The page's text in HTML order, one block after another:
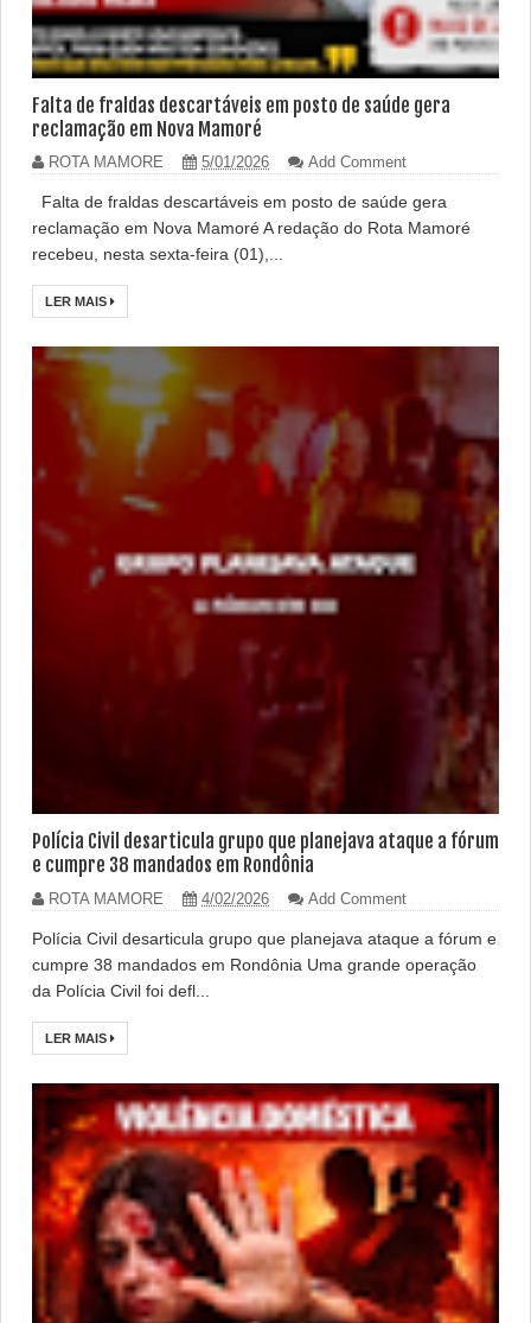
Falta de fraldas descartáveis em posto de saúde gera
reclamação em Nova Mamoré
ROTA MAMORE 5/01/2026 Add Comment
Falta de fraldas descartáveis em posto de saúde gera
reclamação em Nova Mamoré A redação do Rota Mamoré
recebeu, nesta sexta-feira (01),...
LER MAIS
Polícia Civil desarticula grupo que planejava ataque a fórum
e cumpre 38 mandados em Rondônia
ROTA MAMORE 4/02/2026 Add Comment
Polícia Civil desarticula grupo que planejava ataque a fórum e
cumpre 38 mandados em Rondônia Uma grande operação
da Polícia Civil foi defl...
LER MAIS